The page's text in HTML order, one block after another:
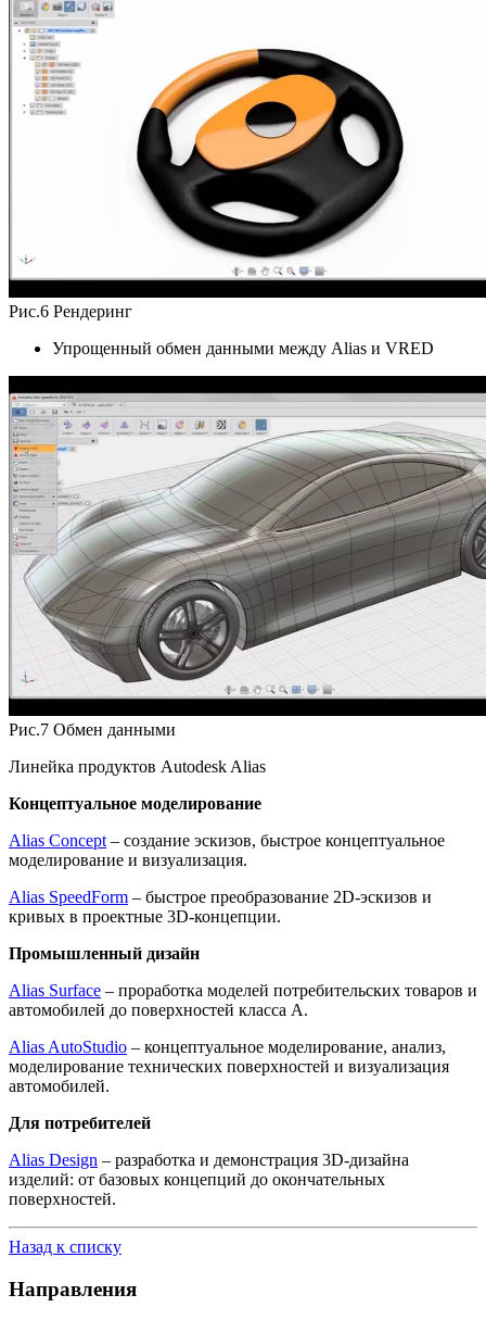
Рис.6 Рендеринг
Упрощенный обмен данными между Alias и VRED
Рис.7 Обмен данными
Линейка продуктов Autodesk Alias
Концептуальное моделирование
Alias Concept – создание эскизов, быстрое концептуальное
моделирование и визуализация.
Alias SpeedForm – быстрое преобразование 2D-эскизов и
кривых в проектные 3D-концепции.
Промышленный дизайн
Alias Surface – проработка моделей потребительских товаров и
автомобилей до поверхностей класса А.
Alias AutoStudio – концептуальное моделирование, анализ,
моделирование технических поверхностей и визуализация
автомобилей.
Для потребителей
Alias Design – разработка и демонстрация 3D-дизайна
изделий: от базовых концепций до окончательных
поверхностей.
Назад к списку
Направления